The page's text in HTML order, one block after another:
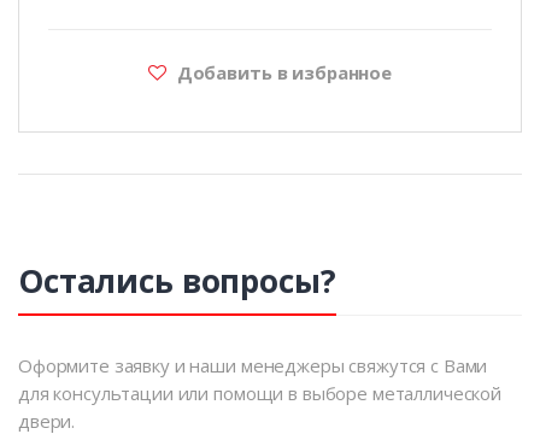
Добавить в избранное
Остались вопросы?
Оформите заявку и наши менеджеры свяжутся с Вами
для консультации или помощи в выборе металлической
двери.